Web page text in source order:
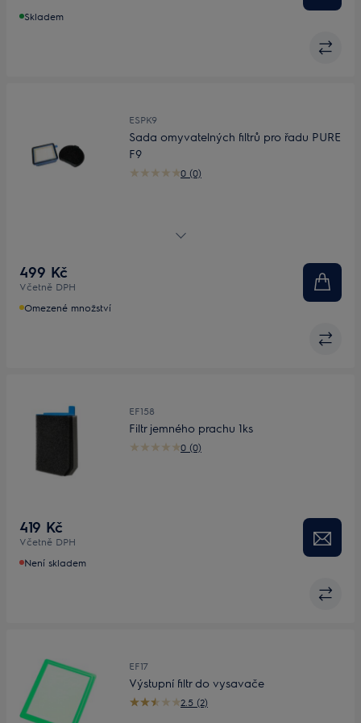
Skladem
ESPK9
0 (0)
Sada omyvatelných filtrů pro řadu PURE
F9
499 Kč
Včetně DPH
Omezené množství
EF158
0 (0)
Filtr jemného prachu 1ks
419 Kč
Včetně DPH
Není skladem
EF17
2.5 (2)
Výstupní filtr do vysavače